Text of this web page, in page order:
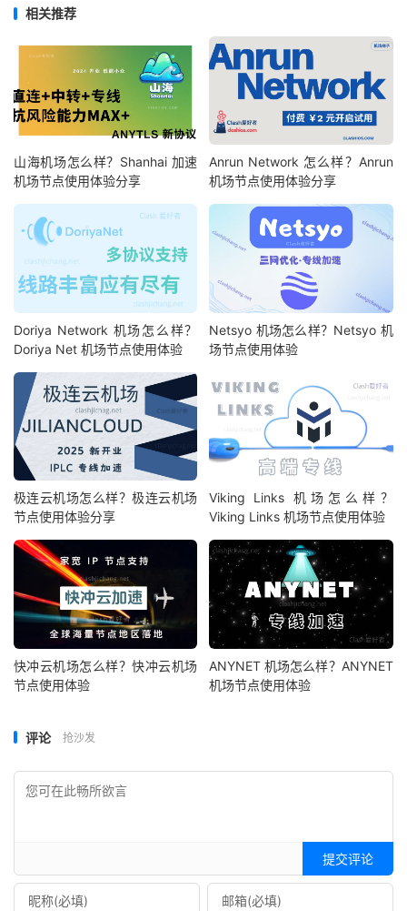
相关推荐
山海机场怎么样？Shanhai 加速
机场节点使用体验分享
Anrun Network 怎么样？Anrun
机场节点使用体验分享
Doriya Network 机场怎么样？
Doriya Net 机场节点使用体验
Netsyo 机场怎么样？Netsyo 机
场节点使用体验
极连云机场怎么样？极连云机场
节点使用体验分享
Viking Links 机场怎么样？
Viking Links 机场节点使用体验
快冲云机场怎么样？快冲云机场
节点使用体验
ANYNET 机场怎么样？ANYNET
机场节点使用体验
评论 抢沙发
提交评论